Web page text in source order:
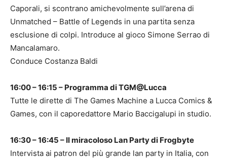
Caporali, si scontrano amichevolmente sull’arena di
Unmatched – Battle of Legends in una partita senza
esclusione di colpi. Introduce al gioco Simone Serrao di
Mancalamaro.
Conduce Costanza Baldi
16:00 – 16:15 – Programma di TGM@Lucca
Tutte le dirette di The Games Machine a Lucca Comics &
Games, con il caporedattore Mario Baccigalupi in studio.
16:30 – 16:45 – Il miracoloso Lan Party di Frogbyte
Intervista ai patron del più grande lan party in Italia, con